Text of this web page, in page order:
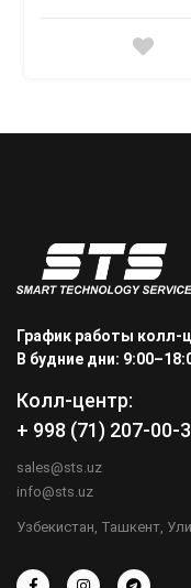
График работы колл-
В будние дни:
Колл-центр:
+ 998 (71) 207-00-
sales@sts.uz
info@sts.uz
Узбекистан, Ташкент,